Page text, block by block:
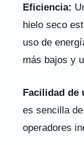
Eficiencia:
hielo seco
uso de
más bajos y
Facilidad de
es sencilla
operadores